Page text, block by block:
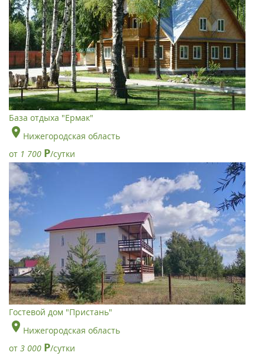
База отдыха "Ермак"
Нижегородская область
от 1 700 Р/сутки
Гостевой дом "Пристань"
Нижегородская область
от 3 000 Р/сутки